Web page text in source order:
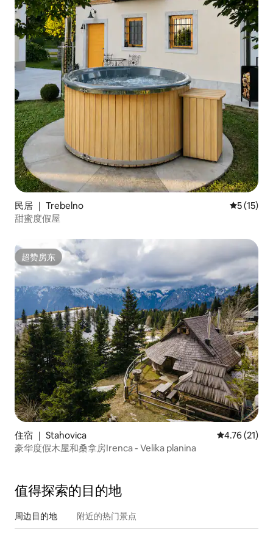
民居 ｜ Trebelno 平均评分
5 (15)
甜蜜度假屋
超赞房东
超赞房东
住宿 ｜ Stahovica 平均评分
4.76 (21)
豪华度假木屋和桑拿房Irenca - Velika planina
值得探索的目的地
周边目的地 附近的热门景点